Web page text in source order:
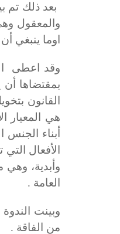
بعد ذلك تم
والمعقول
اوما ينبغي أن
وقد اعطى
بمقتضاها أن
القانون
هي المعيار
أبناء
الأفعال
وأبدية، وهي
العامة .
وبينت
من الفاقة .